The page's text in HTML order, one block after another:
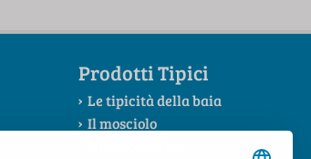
Prodotti Tipici
Le tipicità della baia
Il mosciolo